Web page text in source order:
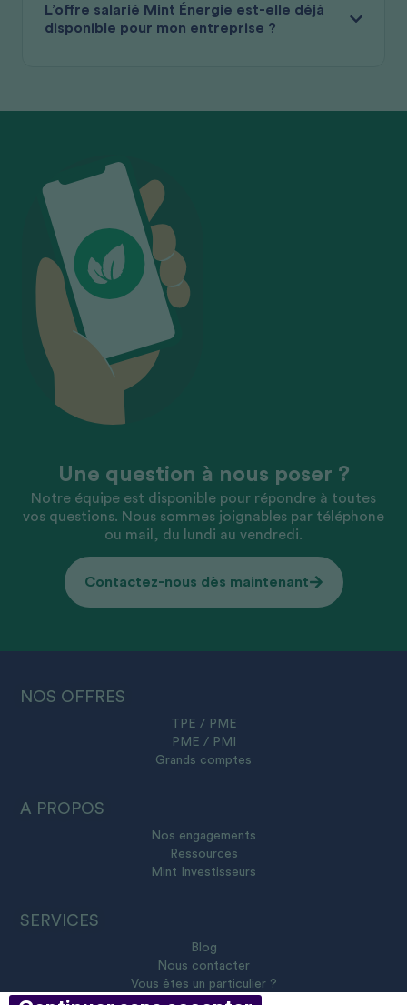
L’offre salarié Mint Énergie est-elle déjà
disponible pour mon entreprise ?
Une question à nous poser ?
Notre équipe est disponible pour répondre à toutes
vos questions. Nous sommes joignables par téléphone
ou mail, du lundi au vendredi.
Contactez-nous dès maintenant
NOS OFFRES
TPE / PME
PME / PMI
Grands comptes
Nos engagements
Ressources
Mint Investisseurs
A PROPOS
SERVICES
Blog
Nous contacter
Vous êtes un particulier ?